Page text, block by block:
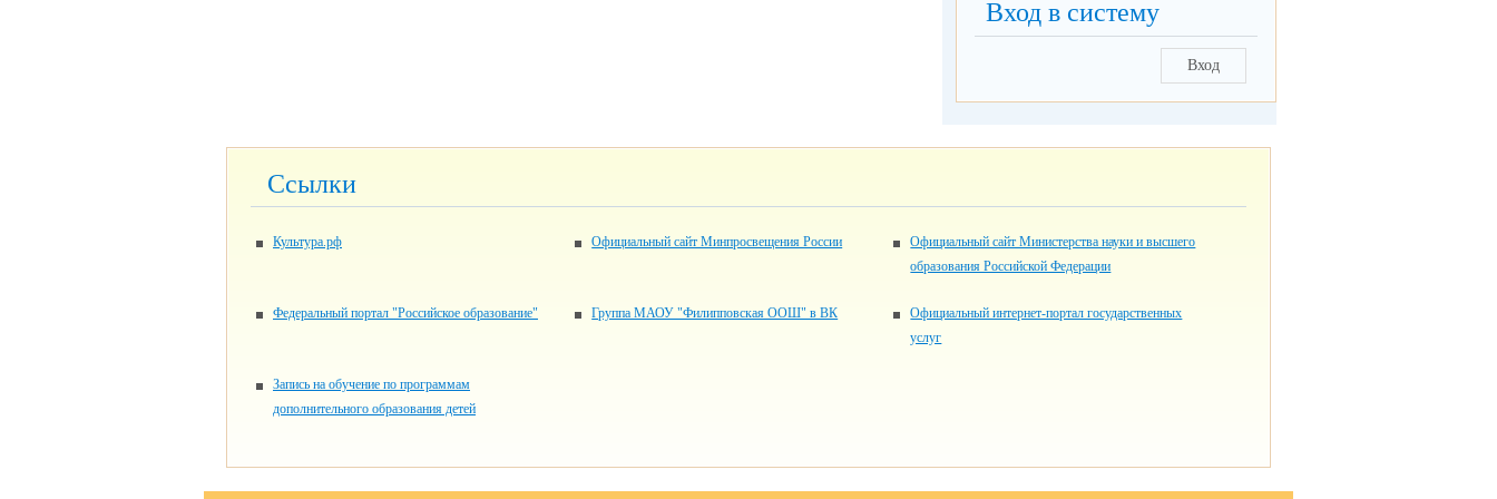
Вход в систему
Вход
Ссылки
Культура.рф Официальный сайт Минпросвещения России
Официальный сайт Министерства науки и высшего
образования Российской Федерации
Федеральный портал "Российское образование" Группа МАОУ "Филипповская ООШ" в ВК
Официальный интернет-портал государственных
услуг
Запись на обучение по программам
дополнительного образования детей